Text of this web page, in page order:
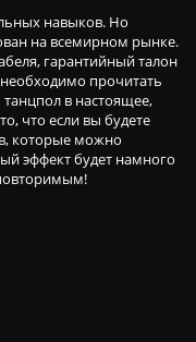
навыков. Но
на всемирном рынке.
гарантийный талон
прочитать
в настоящее,
что если вы будете
которые можно
эффект будет намного